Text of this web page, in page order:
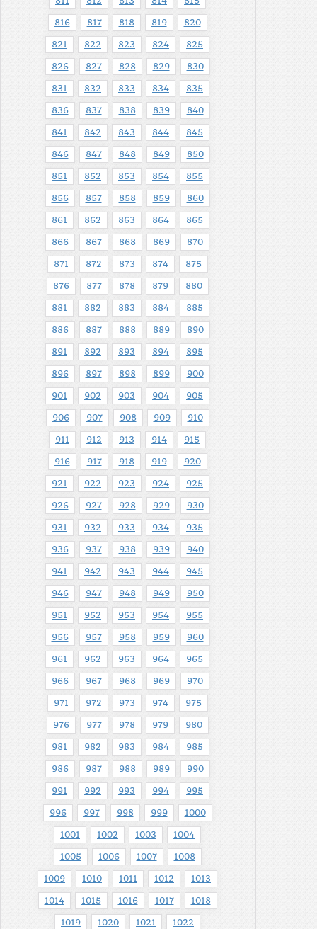
816 817 818 819 820
821 822 823 824 825
826 827 828 829 830
831 832 833 834 835
836 837 838 839 840
841 842 843 844 845
846 847 848 849 850
851 852 853 854 855
856 857 858 859 860
861 862 863 864 865
866 867 868 869 870
871 872 873 874 875
876 877 878 879 880
881 882 883 884 885
886 887 888 889 890
891 892 893 894 895
896 897 898 899 900
901 902 903 904 905
906 907 908 909 910
911 912 913 914 915
916 917 918 919 920
921 922 923 924 925
926 927 928 929 930
931 932 933 934 935
936 937 938 939 940
941 942 943 944 945
946 947 948 949 950
951 952 953 954 955
956 957 958 959 960
961 962 963 964 965
966 967 968 969 970
971 972 973 974 975
976 977 978 979 980
981 982 983 984 985
986 987 988 989 990
991 992 993 994 995
996 997 998 999 1000
1001 1002 1003 1004
1005 1006 1007 1008
1009 1010 1011 1012 1013
1014 1015 1016 1017 1018
1019 1020 1021 1022